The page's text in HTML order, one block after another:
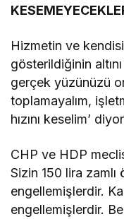
Hizmetin ve
gösterildiğinin
gerçek yüzünüzü
toplamayalım,
hızını keselim’
CHP ve HDP
Sizin 150 lira zamlı
engellemişlerdir.
engellemişlerdir.